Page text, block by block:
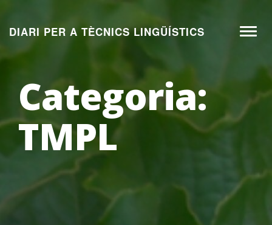
contingut
DIARI PER A TÈCNICS LINGÜÍSTICS
Categoria:
TMPL